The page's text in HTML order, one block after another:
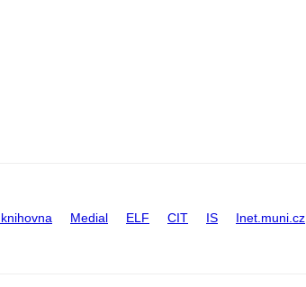
Medial ELF CIT IS Inet.muni.cz